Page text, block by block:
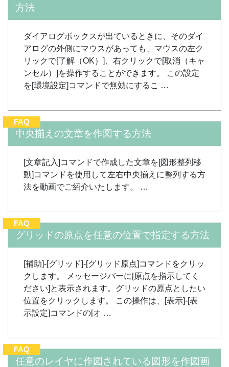
方法
ダイアログボックスが出ているときに、そのダイ
アログの外側にマウスがあっても、マウスの左ク
リックで[了解（OK）]、右クリックで[取消（キャ
ンセル）]を操作することができます。 この設定
を[環境設定]コマンドで無効にするこ …
FAQ
中央揃えの文章を作図する方法
[文章記入]コマンドで作成した文章を[図形整列移
動]コマンドを使用して左右中央揃えに整列する方
法を動画でご紹介いたします。 …
FAQ
グリッドの原点を任意の位置で指定する方法
[補助]-[グリッド]-[グリッド原点]コマンドをクリッ
クします。 メッセージバーに[原点を指示してく
ださい]と表示されます。グリッドの原点としたい
位置をクリックします。 この操作は、[表示]-[表
示設定]コマンドの[オ …
FAQ
任意のレイヤに作図されている図形を作図画